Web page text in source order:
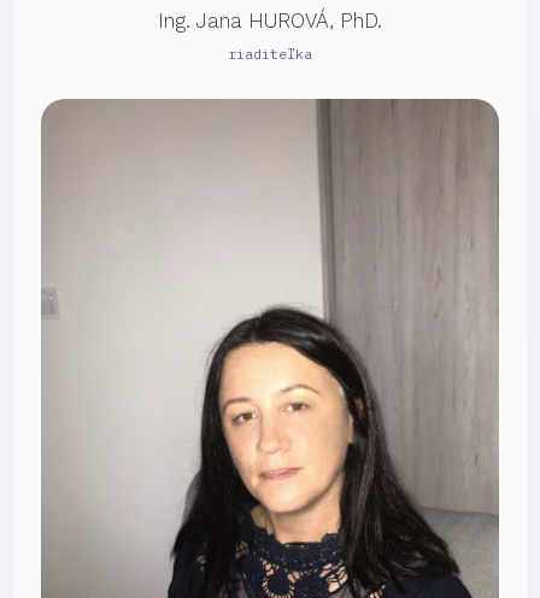
Ing. Jana HUROVÁ, PhD.
riaditeľka